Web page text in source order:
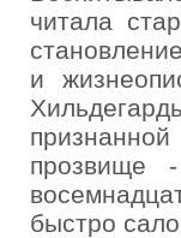
читала
и
прозвище
быстро